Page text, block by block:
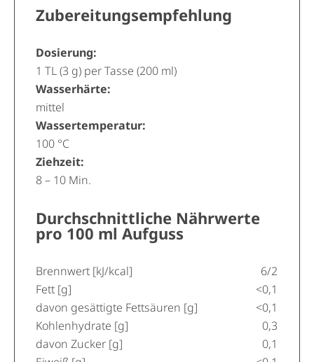
Zubereitungsempfehlung
Dosierung:
1 TL (3 g) per Tasse (200 ml)
Wasserhärte:
mittel
Wassertemperatur:
100 °C
Ziehzeit:
8 – 10 Min.
Durchschnittliche Nährwerte
pro 100 ml Aufguss
Brennwert [kJ/kcal]
6/2
Fett [g]
<0,1
davon gesättigte Fettsäuren [g]
<0,1
Kohlenhydrate [g]
0,3
davon Zucker [g]
0,1